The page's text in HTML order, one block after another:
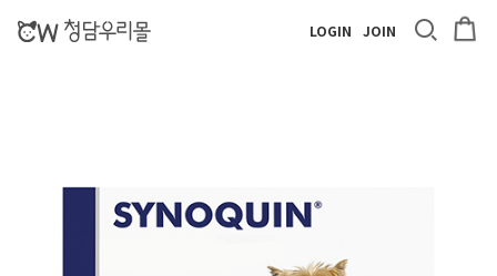
LOGIN JOIN